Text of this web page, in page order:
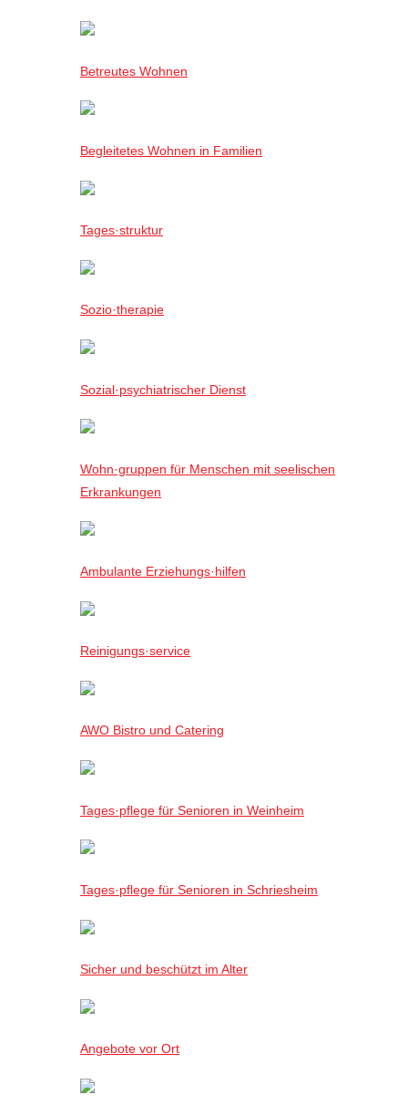
Betreutes Wohnen
Begleitetes Wohnen in Familien
Tages·struktur
Sozio·therapie
Sozial·psychiatrischer Dienst
Wohn·gruppen für Menschen mit seelischen
Erkrankungen
Ambulante Erziehungs·hilfen
Reinigungs·service
AWO Bistro und Catering
Tages·pflege für Senioren in Weinheim
Tages·pflege für Senioren in Schriesheim
Sicher und beschützt im Alter
Angebote vor Ort